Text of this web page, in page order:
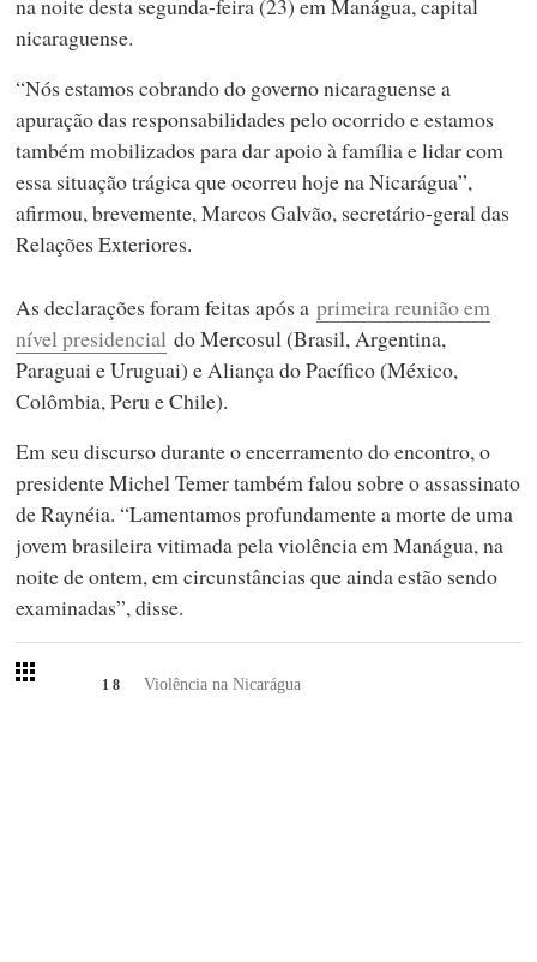
na noite desta segunda-feira (23) em Manágua, capital
nicaraguense.
“Nós estamos cobrando do governo nicaraguense a
apuração das responsabilidades pelo ocorrido e estamos
também mobilizados para dar apoio à família e lidar com
essa situação trágica que ocorreu hoje na Nicarágua”,
afirmou, brevemente, Marcos Galvão, secretário-geral das
Relações Exteriores.
As declarações foram feitas após a primeira reunião em
nível presidencial do Mercosul (Brasil, Argentina,
Paraguai e Uruguai) e Aliança do Pacífico (México,
Colômbia, Peru e Chile).
Em seu discurso durante o encerramento do encontro, o
presidente Michel Temer também falou sobre o assassinato
de Raynéia. “Lamentamos profundamente a morte de uma
jovem brasileira vitimada pela violência em Manágua, na
noite de ontem, em circunstâncias que ainda estão sendo
examinadas”, disse.
1 8 Violência na Nicarágua